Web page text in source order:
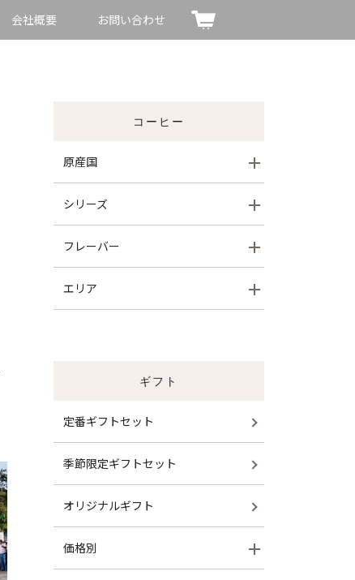
会社概要 お問い合わせ
コーヒー
原産国
シリーズ
フレーバー
エリア
ギフト
定番ギフトセット
季節限定ギフトセット
オリジナルギフト
価格別